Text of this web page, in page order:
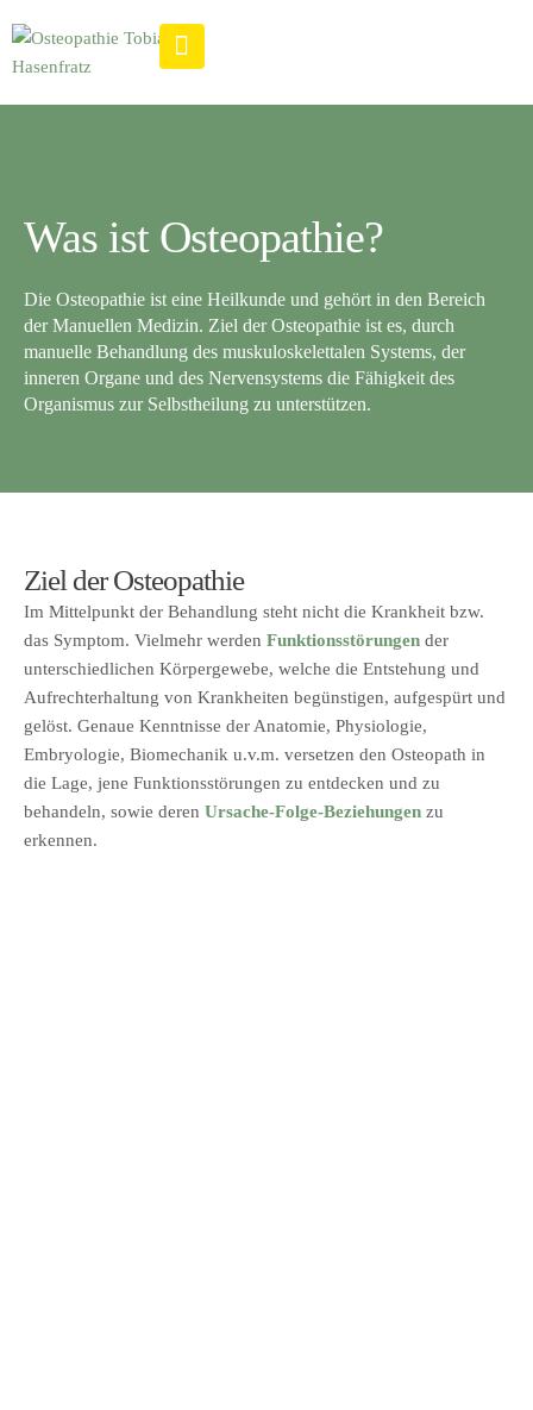
Was ist Osteopathie?
Die Osteopathie ist eine Heilkunde und gehört in den Bereich
der Manuellen Medizin. Ziel der Osteopathie ist es, durch
manuelle Behandlung des muskuloskelettalen Systems, der
inneren Organe und des Nervensystems die Fähigkeit des
Organismus zur Selbstheilung zu unterstützen.
Ziel der Osteopathie
Im Mittelpunkt der Behandlung steht nicht die Krankheit bzw.
das Symptom. Vielmehr werden Funktionsstörungen der
unterschiedlichen Körpergewebe, welche die Entstehung und
Aufrechterhaltung von Krankheiten begünstigen, aufgespürt und
gelöst. Genaue Kenntnisse der Anatomie, Physiologie,
Embryologie, Biomechanik u.v.m. versetzen den Osteopath in
die Lage, jene Funktionsstörungen zu entdecken und zu
behandeln, sowie deren Ursache-Folge-Beziehungen zu
erkennen.